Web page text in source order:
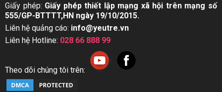
Giấy phép: Giấy phép thiết lập mạng xã hội trên mạng số
555/GP-BTTTT,HN ngày 19/10/2015.
Liên hệ quảng cáo: info@yeutre.vn
Liên hệ Hotline: 028 66 888 99
Theo dõi chúng tôi trên: